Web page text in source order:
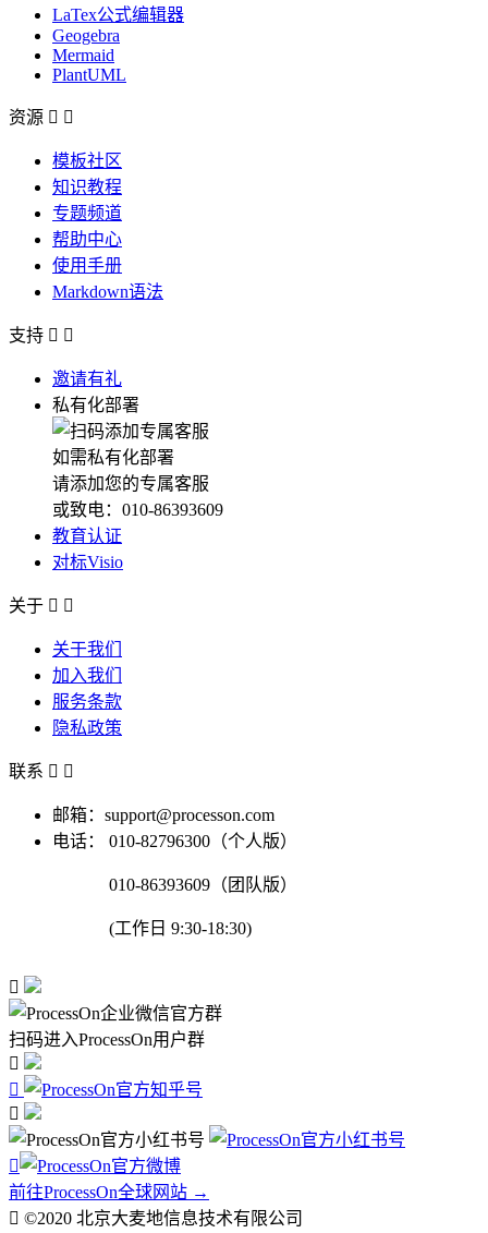
LaTex公式编辑器
Geogebra
Mermaid
PlantUML
资源  
模板社区
知识教程
专题频道
帮助中心
使用手册
Markdown语法
支持  
邀请有礼
私有化部署
如需私有化部署
请添加您的专属客服
或致电：010-86393609
教育认证
对标Visio
关于  
关于我们
加入我们
服务条款
隐私政策
联系  
邮箱：support@processon.com
电话：
010-82796300（个人版）
010-86393609（团队版）
(工作日 9:30-18:30)

扫码进入ProcessOn用户群




前往ProcessOn全球网站 →
 ©2020 北京大麦地信息技术有限公司